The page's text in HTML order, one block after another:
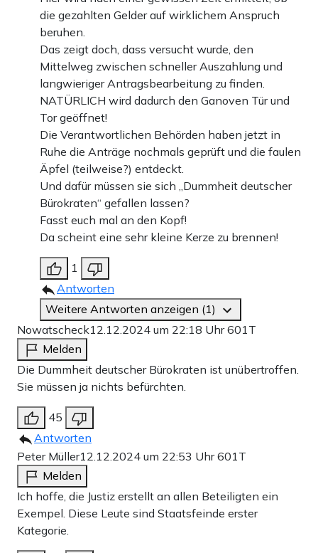
die gezahlten Gelder auf wirklichem Anspruch
beruhen.
Das zeigt doch, dass versucht wurde, den
Mittelweg zwischen schneller Auszahlung und
langwieriger Antragsbearbeitung zu finden.
NATÜRLICH wird dadurch den Ganoven Tür und
Tor geöffnet!
Die Verantwortlichen Behörden haben jetzt in
Ruhe die Anträge nochmals geprüft und die faulen
Äpfel (teilweise?) entdeckt.
Und dafür müssen sie sich „Dummheit deutscher
Bürokraten“ gefallen lassen?
Fasst euch mal an den Kopf!
Da scheint eine sehr kleine Kerze zu brennen!
1
Antworten
Weitere Antworten anzeigen (1)
Nowatscheck12.12.2024 um 22:18 Uhr601T
Melden
Die Dummheit deutscher Bürokraten ist unübertroffen.
Sie müssen ja nichts befürchten.
45
Antworten
Peter Müller12.12.2024 um 22:53 Uhr601T
Melden
Ich hoffe, die Justiz erstellt an allen Beteiligten ein
Exempel. Diese Leute sind Staatsfeinde erster
Kategorie.